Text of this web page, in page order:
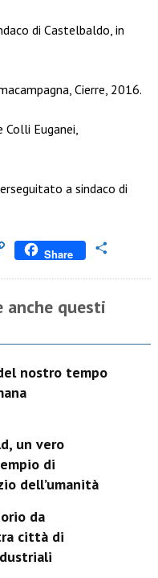
di Castelbaldo, in
Cierre, 2016.
Colli Euganei,
a sindaco di
Copy
Share
anche questi
nostro tempo
un vero
di
dell’umanità
da
città di